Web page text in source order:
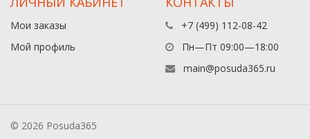
Мои заказы
Мой профиль
+7 (499) 112-08-42
Пн—Пт 09:00—18:00
main@posuda365.ru
© 2026 Posuda365